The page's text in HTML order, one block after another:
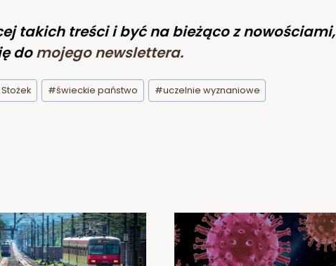
takich treści i być na bieżąco z nowościami,
do mojego newslettera.
#świeckie państwo #uczelnie wyznaniowe